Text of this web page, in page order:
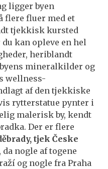
ligger byen
flere fluer med et
tjekkisk kursted
kan opleve en hel
heriblandt
byens mineralkilder og
wellness-
af den tjekkiske
rytterstatue pynter i
malerisk by, kendt
Der er flere
tjek Česke
, da nogle af togene
og nogle fra Praha